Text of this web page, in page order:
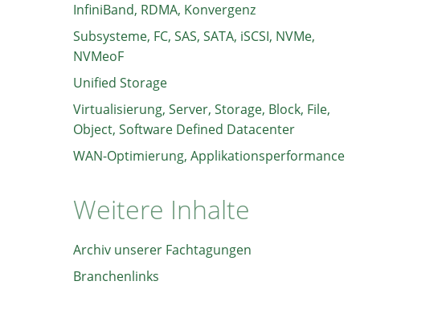
InfiniBand, RDMA, Konvergenz
Subsysteme, FC, SAS, SATA, iSCSI, NVMe,
NVMeoF
Unified Storage
Virtualisierung, Server, Storage, Block, File,
Object, Software Defined Datacenter
WAN-Optimierung, Applikationsperformance
Weitere Inhalte
Archiv unserer Fachtagungen
Branchenlinks